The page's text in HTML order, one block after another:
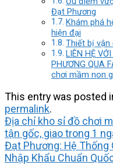
Đạt Phương
Khám phá
hiện đại
Thiết bị vận
LIÊN HỆ
PHƯƠNG QUA
chơi mầm non
This entry was posted
permalink.
Địa chỉ kho sỉ đồ chơi
tận gốc, giao trong 1
Đạt Phương: Hệ Thống
Nhập Khẩu Chuẩn